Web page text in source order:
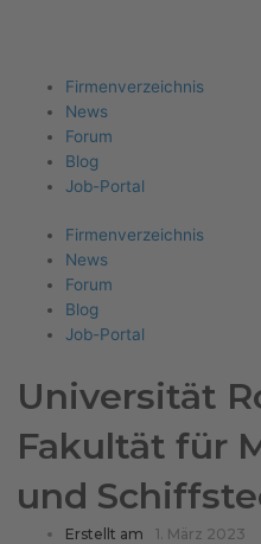
Menu
Firmenverzeichnis
News
Forum
Blog
Job-Portal
Firmenverzeichnis
News
Forum
Blog
Job-Portal
Universität
Fakultät für
und
Erstellt am
1. März 2023